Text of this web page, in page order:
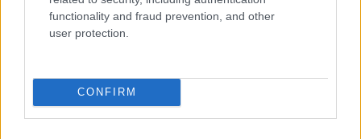
functionality and fraud prevention, and other
user protection.
CONFIRM
élhető város
Pénteken újra csökken a benzin és a gázolaj ára is
Országgyűlés
Kiterjedt tüzek pusztítanak az országban, köztük Karcagon